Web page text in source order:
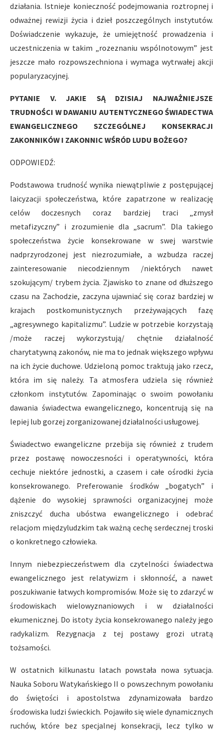
działania. Istnieje konieczność podejmowania roztropnej i
odważnej rewizji życia i dzieł poszczególnych instytutów.
Doświadczenie wykazuje, że umiejętność prowadzenia i
uczestniczenia w takim „rozeznaniu wspólnotowym” jest
jeszcze mało rozpowszechniona i wymaga wytrwałej akcji
popularyzacyjnej.
PYTANIE V. JAKIE SĄ DZISIAJ NAJWAŻNIEJSZE
TRUDNOŚCI W DAWANIU AUTENTYCZNEGO ŚWIADECTWA
EWANGELICZNEGO SZCZEGÓLNEJ KONSEKRACJI
ZAKONNIKÓW I ZAKONNIC WŚRÓD LUDU BOŻEGO?
ODPOWIEDŹ:
Podstawowa trudność wynika niewątpliwie z postępującej
laicyzacji społeczeństwa, które zapatrzone w realizację
celów doczesnych coraz bardziej traci „zmysł
metafizyczny” i zrozumienie dla „sacrum”. Dla takiego
społeczeństwa życie konsekrowane w swej warstwie
nadprzyrodzonej jest niezrozumiałe, a wzbudza raczej
zainteresowanie niecodziennym /niektórych nawet
szokującym/ trybem życia. Zjawisko to znane od dłuższego
czasu na Zachodzie, zaczyna ujawniać się coraz bardziej w
krajach postkomunistycznych przeżywających fazę
„agresywnego kapitalizmu”. Ludzie w potrzebie korzystają
/może raczej wykorzystują/ chętnie działalność
charytatywną zakonów, nie ma to jednak większego wpływu
na ich życie duchowe. Udzieloną pomoc traktują jako rzecz,
która im się należy. Ta atmosfera udziela się również
członkom instytutów. Zapominając o swoim powołaniu
dawania świadectwa ewangelicznego, koncentrują się na
lepiej lub gorzej zorganizowanej działalności usługowej.
Świadectwo ewangeliczne przebija się również z trudem
przez postawę nowoczesności i operatywności, która
cechuje niektóre jednostki, a czasem i całe ośrodki życia
konsekrowanego. Preferowanie środków „bogatych” i
dążenie do wysokiej sprawności organizacyjnej może
zniszczyć ducha ubóstwa ewangelicznego i odebrać
relacjom międzyludzkim tak ważną cechę serdecznej troski
o konkretnego człowieka.
Innym niebezpieczeństwem dla czytelności świadectwa
ewangelicznego jest relatywizm i skłonność, a nawet
poszukiwanie łatwych kompromisów. Może się to zdarzyć w
środowiskach wielowyznaniowych i w działalności
ekumenicznej. Do istoty życia konsekrowanego należy jego
radykalizm. Rezygnacja z tej postawy grozi utratą
tożsamości.
W ostatnich kilkunastu latach powstała nowa sytuacja.
Nauka Soboru Watykańskiego II o powszechnym powołaniu
do świętości i apostolstwa zdynamizowała bardzo
środowiska ludzi świeckich. Pojawiło się wiele dynamicznych
ruchów, które bez specjalnej konsekracji, lecz tylko w